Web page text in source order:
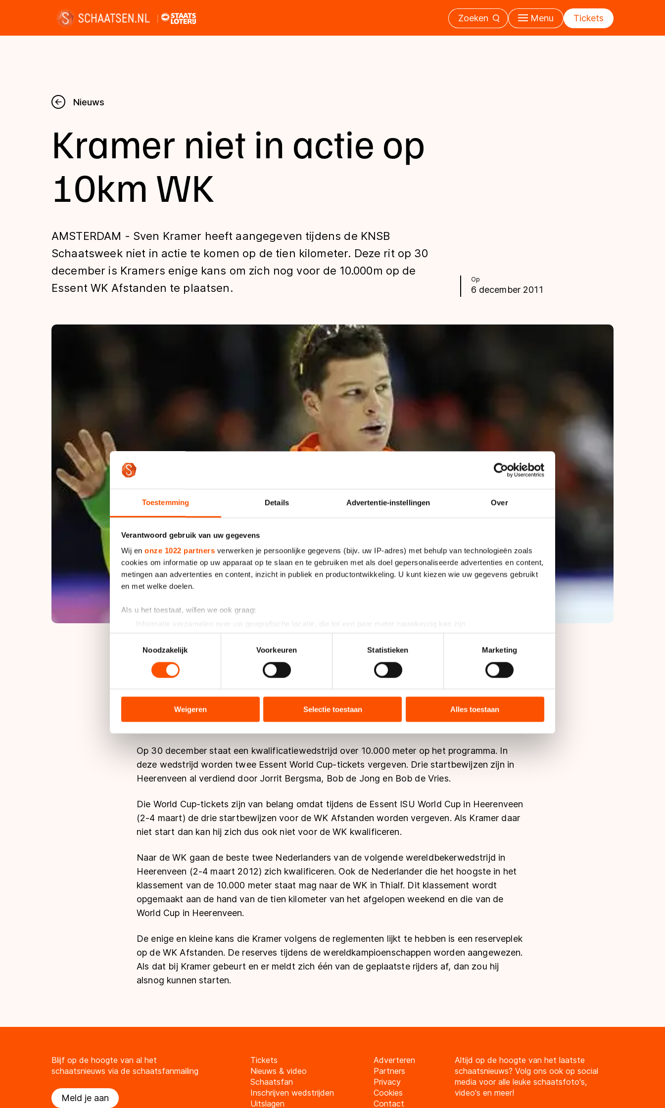
Toestemming Details Advertentie-instellingen Over
Verantwoord gebruik van uw gegevens
Wij en onze 1022 partners verwerken je persoonlijke gegevens (bijv. uw IP-adres) met behulp van technologieën zoals
cookies om informatie op uw apparaat op te slaan en te gebruiken met als doel gepersonaliseerde advertenties en content,
metingen aan advertenties en content, inzicht in publiek en productontwikkeling. U kunt kiezen wie uw gegevens gebruikt
en met welke doelen.
Als u het toestaat, willen we ook graag:
Informatie verzamelen over uw geografische locatie, die tot een paar meter nauwkeurig kan zijn
Uw apparaat identificeren door het actief te scannen op specifieke eigenschappen (fingerprinting)
Lees meer over hoe uw persoonlijke gegevens worden verwerkt en stel uw voorkeuren in het
detailgedeeltein. U kunt uw
toestemming op elk moment wijzigen of intrekken in de Cookieverklaring.
analyseren. We delen informatie over uw gebruik van onze site met onze partners voor social media, advertenties en
analyse. Zij kunnen deze combineren met andere gegevens die u aan hen heeft verstrekt of die zij hebben verzameld via
hun services. Sommige partners kunnen gegevens doorgeven aan landen buiten de EU, zoals de VS, waar mogelijk geen
adequaat beschermingsniveau geldt volgens de GDPR. Door op ‘Toestaan’ te klikken, stemt u in met deze overdracht.
Noodzakelijk
Voorkeuren Statistieken Marketing
Weigeren Selectie toestaan Alles toestaan
Zoeken Menu Tickets
Nieuws
Kalender
Disciplines
Uitslagen
Tijden & historie
De weg op
Nieuws
Op
6 december 2011
Kramer niet in actie op
10km WK
AMSTERDAM - Sven Kramer heeft aangegeven tijdens de KNSB
Schaatsweek niet in actie te komen op de tien kilometer. Deze rit op 30
december is Kramers enige kans om zich nog voor de 10.000m op de
Essent WK Afstanden te plaatsen.
Kramer heeft tegenover de camera van de
laten weten dat hij niet van plan is om tijdens
Essent EK Allround. Hij denkt niet dat hij daarmee per definitie niet aan de WK Afstanden deel
kan nemen. "Ik zou dat niet één, twee, drie accepteren en ik denk dat daar nog over
gesproken moet worden."
Op 30 december staat een kwalificatiewedstrijd over 10.000 meter op het programma. In
deze wedstrijd worden twee Essent World Cup-tickets vergeven. Drie startbewijzen zijn in
Heerenveen al verdiend door Jorrit Bergsma, Bob de Jong en Bob de Vries.
Die World Cup-tickets zijn van belang omdat tijdens de Essent ISU World Cup in Heerenveen
(2-4 maart) de drie startbewijzen voor de WK Afstanden worden vergeven. Als Kramer daar
niet start dan kan hij zich dus ook niet voor de WK kwalificeren.
Naar de WK gaan de beste twee Nederlanders van de volgende wereldbekerwedstrijd in
Heerenveen (2-4 maart 2012) zich kwalificeren. Ook de Nederlander die het hoogste in het
klassement van de 10.000 meter staat mag naar de WK in Thialf. Dit klassement wordt
opgemaakt aan de hand van de tien kilometer van het afgelopen weekend en die van de
World Cup in Heerenveen.
De enige en kleine kans die Kramer volgens de reglementen lijkt te hebben is een reserveplek
op de WK Afstanden. De reserves tijdens de wereldkampioenschappen worden aangewezen.
Als dat bij Kramer gebeurt en er meldt zich één van de geplaatste rijders af, dan zou hij
alsnog kunnen starten.
Blijf op de hoogte van al het
schaatsnieuws via de schaatsfanmailing
Meld je aan
Tickets
Nieuws & video
Schaatsfan
Inschrijven wedstrijden
Uitslagen
Adverteren
Partners
Privacy
Cookies
Contact
Altijd op de hoogte van het laatste
schaatsnieuws? Volg ons ook op social
media voor alle leuke schaatsfoto's,
video's en meer!